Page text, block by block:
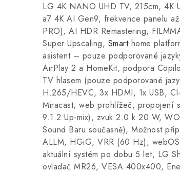
LG 4K NANO UHD TV, 215cm, 4K
a7 4K AI Gen9, frekvence panelu
PRO), AI HDR Remastering,
Super Upscaling, Smarthome
asistent – pouze podporované
AirPlay 2 a HomeKit, podpora
TV hlasem (pouze podporované
H.265/HEVC, 3x HDMI, 1x USB,
Miracast, web prohlížeč, propojení
9.1.2 Up-mix), zvuk 2.0 k 20 W,
Sound Baru současně), Možnost
ALLM, HGiG, VRR (60 Hz),
aktuální systém po dobu 5 let, LG
ovladač MR26, VESA 400x400,